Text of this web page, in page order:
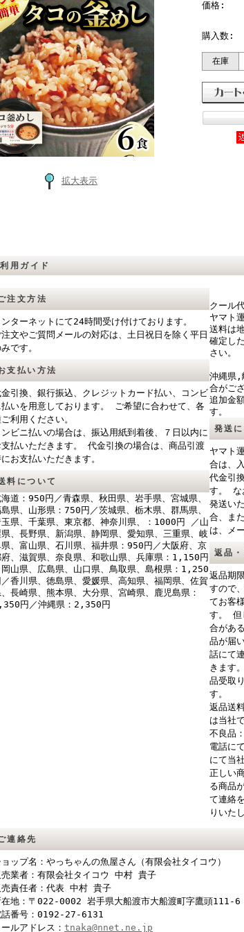
拡大表示
価格:
購入数:
在庫
用ガイド
注文方法
ターネットにて24時間受け付けております。
文やご質問メールの対応は、土日祝日を除く平日
です。
支払い方法
引換、銀行振込、クレジットカード払い、コンビ
いを用意しております。 ご希望に合わせて、各
利用ください。
ビニ払いの場合は、振込用紙到着後、７日以内に
払いただきます。 代金引換の場合は、商品引渡
お支払いただきます。
料について
道：950円／青森県、秋田県、岩手県、宮城県、
県、山形県：750円／茨城県、栃木県、群馬県、
県、千葉県、東京都、神奈川県、：1000円 ／山
、長野県、新潟県、静岡県、愛知県、三重県、岐
、富山県、石川県、福井県：950円／大阪府、京
、滋賀県、奈良県、和歌山県、兵庫県：1,150円
山県、広島県、山口県、鳥取県、島根県：1,250
香川県、徳島県、愛媛県、高知県、福岡県、佐賀
長崎県、熊本県、大分県、宮崎県、鹿児島県：
円／沖縄県：2,350円
クール
ヤマト
送料は
確定し
さい。
沖縄県,
合がご
追加金
す。
発送
ヤマト
合は、
代金引
す。 な
発送い
合、ま
は、メ
返品
返品期
すので
てお客
す。 但
合があ
品が届
話にて
きます
品受取
す。
返品送
は当社
不良品
電話に
にて当
正しい
る商品
て連絡
りいた
連絡先
ップ名：やっちゃんの魚屋さん（有限会社タイコウ）
売業者：有限会社タイコウ 中村 貴子
売責任者：代表 中村 貴子
在地：〒022-0002 岩手県大船渡市大船渡町字鷹頭111-6
話番号：0192-27-6131
ルアドレス： tnaka@nnet.ne.jp